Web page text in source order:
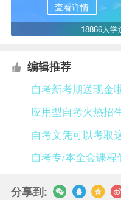
查看详情
18866人学
编辑推荐
自考新考期送现金
应用型自考火热招
自考文凭可以考取
自考专/本全套课
分享到: